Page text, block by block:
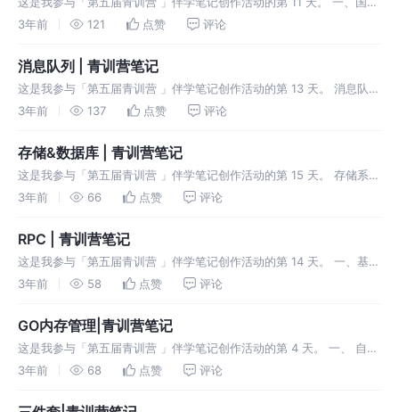
黑产介绍 常见黑产 诈骗、木马、薅羊毛、钓鱼、黄牛、病毒、博彩、
3年前 121 点赞 评论
消息队列 | 青训营笔记
这是我参与「第五届青训营 」伴学笔记创作活动的第 13 天。 消息队列
消息队列(MQ)，指保存消息的一个容器，本质是个队列。但这个队列
3年前 137 点赞 评论
存储&数据库 | 青训营笔记
这是我参与「第五届青训营 」伴学笔记创作活动的第 15 天。 存储系统
概念：一个提供了读写、控制类接口，能够安全有效地把数据持久化的
感
3年前 66 点赞 评论
RPC | 青训营笔记
这是我参与「第五届青训营 」伴学笔记创作活动的第 14 天。 一、基本
概念 本地函数调用 将a和 b 的值压栈 通过函数指针找到calculate函
3年前 58 点赞 评论
GO内存管理|青训营笔记
这是我参与「第五届青训营 」伴学笔记创作活动的第 4 天。 一、 自动
内存管理 自动内存管理:由程序语言的运行时系统管理动态内存，避免
—
3年前 68 点赞 评论